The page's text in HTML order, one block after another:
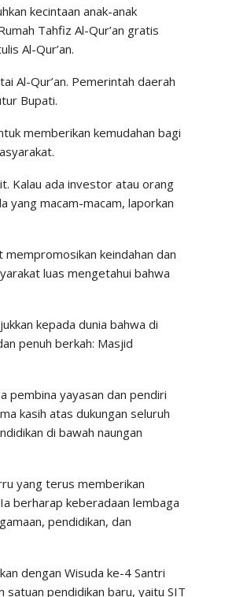
kecintaan anak-anak
Tahfiz Al-Qur’an gratis
Al-Qur’an.
Al-Qur’an. Pemerintah daerah
Bupati.
memberikan kemudahan bagi
Kalau ada investor atau orang
yang macam-macam, laporkan
keindahan dan
luas mengetahui bahwa
kepada dunia bahwa di
penuh berkah: Masjid
pembina yayasan dan pendiri
kasih atas dukungan seluruh
di bawah naungan
yang terus memberikan
berharap keberadaan lembaga
pendidikan, dan
dengan Wisuda ke-4 Santri
satuan pendidikan baru, yaitu SIT